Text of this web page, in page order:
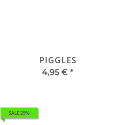
PIGGLES
4,95 € *
SALE 29%